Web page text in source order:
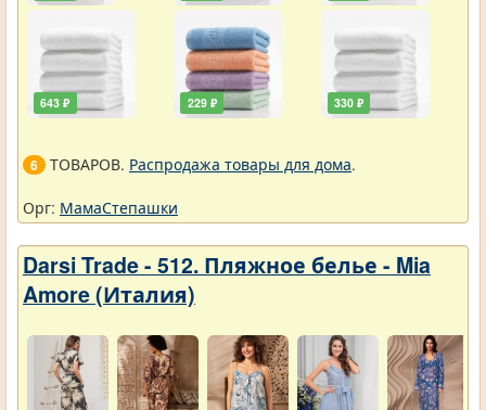
643 ₽ 229 ₽ 330 ₽
6 ТОВАРОВ. Распродажа товары для дома.
Орг: МамаСтепашки
Darsi Trade - 512. Пляжное белье - Mia
Amore (Италия)